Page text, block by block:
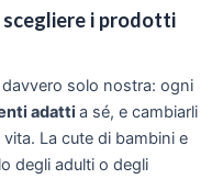
i prodotti
solo nostra: ogni
adatti a sé, e cambiarli
La cute di bambini e
degli adulti o degli